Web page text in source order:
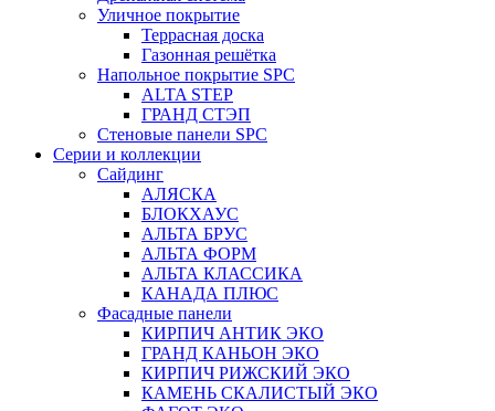
Уличное покрытие
Террасная доска
Газонная решётка
Напольное покрытие SPC
ALTA STEP
ГРАНД СТЭП
Стеновые панели SPC
Серии и коллекции
Сайдинг
АЛЯСКА
БЛОКХАУС
АЛЬТА БРУС
АЛЬТА ФОРМ
АЛЬТА КЛАССИКА
КАНАДА ПЛЮС
Фасадные панели
КИРПИЧ АНТИК ЭКО
ГРАНД КАНЬОН ЭКО
КИРПИЧ РИЖСКИЙ ЭКО
КАМЕНЬ СКАЛИСТЫЙ ЭКО